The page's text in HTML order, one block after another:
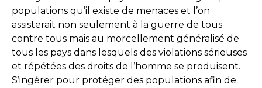
populations qu’il existe de menaces et l’on
assisterait non seulement à la guerre de tous
contre tous mais au morcellement généralisé de
tous les pays dans lesquels des violations sérieuses
et répétées des droits de l’homme se produisent.
S’ingérer pour protéger des populations afin de